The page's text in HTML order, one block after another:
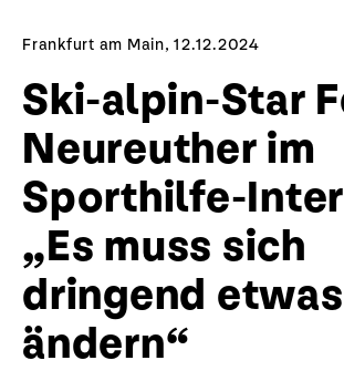
Frankfurt am Main, 12.12.2024
Ski-alpin-Star
Neureuther im
Sporthilfe-
„Es muss sich
dringend etwas
ändern“